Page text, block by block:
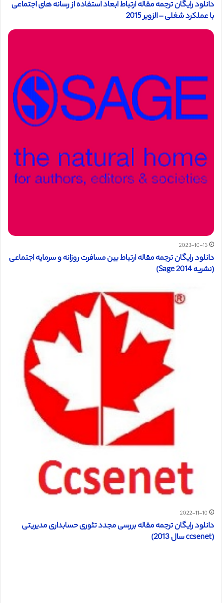
دانلود رایگان ترجمه مقاله ارتباط ابعاد استفاده از رسانه های اجتماعی
با عملکرد شغلی – الزویر 2015
2023-10-13
دانلود رایگان ترجمه مقاله ارتباط بین مسافرت روزانه و سرمایه اجتماعی
(نشریه Sage 2014)
2022-11-10
دانلود رایگان ترجمه مقاله بررسی مجدد تئوری حسابداری مدیریتی
(ccsenet سال 2013)